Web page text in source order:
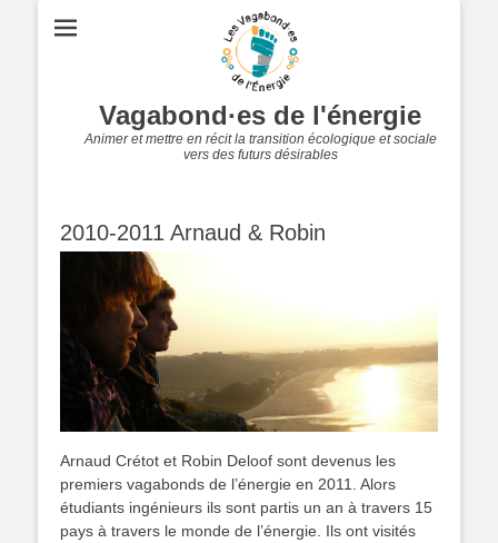
Vagabond·es de l'énergie
Animer et mettre en récit la transition écologique et sociale
vers des futurs désirables
2010-2011 Arnaud & Robin
Arnaud Crétot et Robin Deloof sont devenus les
premiers vagabonds de l’énergie en 2011. Alors
étudiants ingénieurs ils sont partis un an à travers 15
pays à travers le monde de l’énergie. Ils ont visités